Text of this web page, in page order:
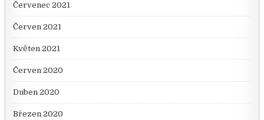
Červenec 2021
Červen 2021
Květen 2021
Červen 2020
Duben 2020
Březen 2020